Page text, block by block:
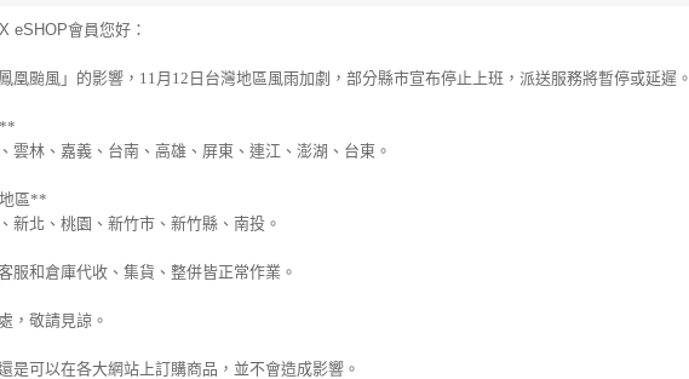
eSHOP會員您好：
鳳凰颱風 」的影響，11月12日台灣地區風雨加劇，部分縣市宣布停止上班，派送服務將暫停或延遲。
雲林、嘉義、台南、高雄、屏東、連江、澎湖、台東。
區**
新北、桃園、新竹市、新竹縣、南投。
服和倉庫代收 、 集貨 、 整併皆正常作業 。
，敬請見諒。
是可以在各大網站上訂購商品，並不會造成影響。